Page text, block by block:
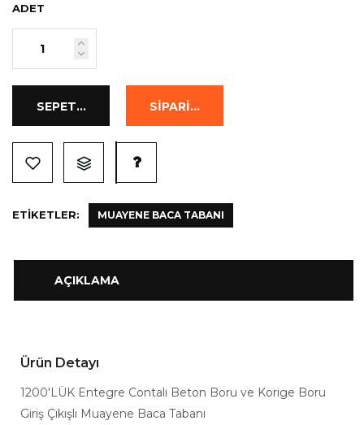
ADET
ETIKETLER: MUAYENE BACA TABANI
AÇIKLAMA
Ürün Detayı
1200'LÜK Entegre Contalı Beton Boru ve Korige Boru
Giriş Çıkışlı Muayene Baca Tabanı